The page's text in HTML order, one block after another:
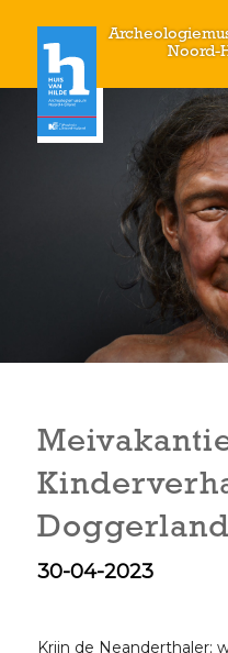
Noord-
30-04-2023
Krijn de Neanderthaler;